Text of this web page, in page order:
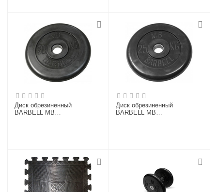
Диск обрезиненный
BARBELL MB
Диск обрезиненный
BARBELL MB